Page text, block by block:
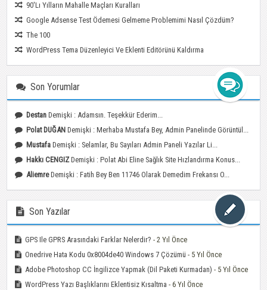
90′lı Yılların Mahalle Maçları Kuralları
Google Adsense Test Ödemesi Gelmeme Problemimi Nasıl Çözdüm?
The 100
WordPress Tema Düzenleyici Ve Eklenti Editörünü Kaldırma
Son Yorumlar
Destan Demişki : Adamsın. Teşekkür Ederim...
Polat DUĞAN Demişki : Merhaba Mustafa Bey, Admin Panelinde Görüntül...
Mustafa Demişki : Selamlar, Bu Sayıları Admin Paneli Yazılar Li...
Hakkı CENGIZDemişki : Polat Abi Eline Sağlık Site Hızlandırma Konus...
AliemreDemişki : Fatih Bey Ben 11746 Olarak Demedim Frekansı O...
Son Yazılar
GPS Ile GPRS Arasındaki Farklar Nelerdir? - 2 Yıl Önce
Onedrive Hata Kodu 0x8004de40 Windows 7 Çözümü - 5 Yıl Önce
Adobe Photoshop CC İngilizce Yapmak (Dil Paketi Kurmadan) - 5 Yıl Önce
WordPress Yazı Başlıklarını Eklentisiz Kısaltma - 6 Yıl Önce